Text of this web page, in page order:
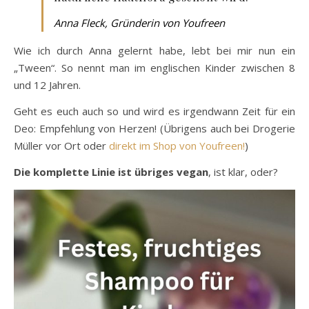
Anna Fleck, Gründerin von Youfreen
Wie ich durch Anna gelernt habe, lebt bei mir nun ein
„Tween“. So nennt man im englischen Kinder zwischen 8
und 12 Jahren.
Geht es euch auch so und wird es irgendwann Zeit für ein
Deo: Empfehlung von Herzen! (Übrigens auch bei Drogerie
Müller vor Ort oder direkt im Shop von Youfreen!)
Die komplette Linie ist übriges vegan, ist klar, oder?